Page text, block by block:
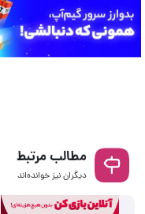
مطالب مرتبط
دیگران نیز خوانده‌اند